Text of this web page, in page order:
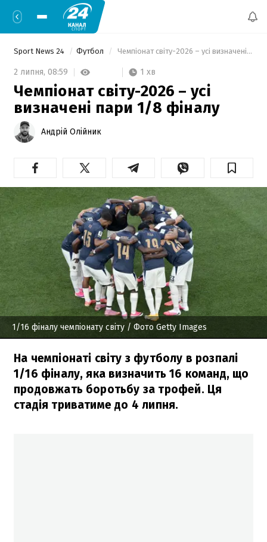
Sport News 24 Футбол Чемпіонат світу-2026 – усі визначені пари 1/8 фіналу
2 липня, 08:59 1 хв
Чемпіонат світу-2026 – усі
визначені пари 1/8 фіналу
Андрій Олійник
1/16 фіналу чемпіонату світу / Фото Getty Images
На чемпіонаті світу з футболу в розпалі
1/16 фіналу, яка визначить 16 команд, що
продовжать боротьбу за трофей. Ця
стадія триватиме до 4 липня.